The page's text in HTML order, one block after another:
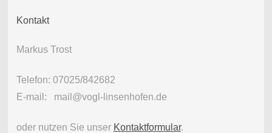
Kontakt
Markus Trost
Telefon: 07025/842682
E-mail: mail@vogl-linsenhofen.de
oder nutzen Sie unser Kontaktformular.